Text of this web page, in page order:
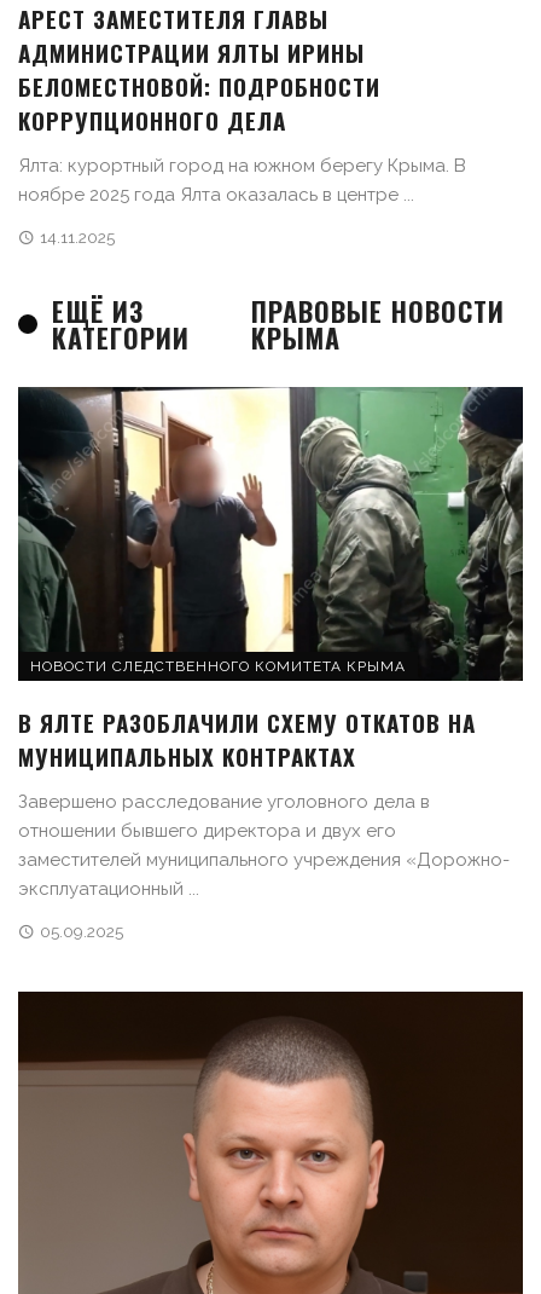
АРЕСТ ЗАМЕСТИТЕЛЯ ГЛАВЫ
АДМИНИСТРАЦИИ ЯЛТЫ ИРИНЫ
БЕЛОМЕСТНОВОЙ: ПОДРОБНОСТИ
КОРРУПЦИОННОГО ДЕЛА
Ялта: курортный город на южном берегу Крыма. В
ноябре 2025 года Ялта оказалась в центре ...
14.11.2025
ЕЩЁ ИЗ
КАТЕГОРИИ
ПРАВОВЫЕ НОВОСТИ
КРЫМА
НОВОСТИ СЛЕДСТВЕННОГО КОМИТЕТА КРЫМА
В ЯЛТЕ РАЗОБЛАЧИЛИ СХЕМУ ОТКАТОВ НА
МУНИЦИПАЛЬНЫХ КОНТРАКТАХ
Завершено расследование уголовного дела в
отношении бывшего директора и двух его
заместителей муниципального учреждения «Дорожно-
эксплуатационный ...
05.09.2025